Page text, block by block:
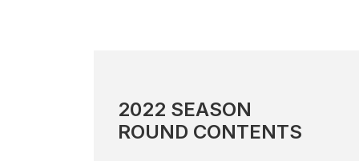
2022 SEASON
ROUND CONTENTS